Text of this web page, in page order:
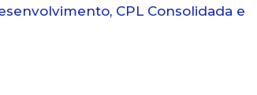
CPL Consolidada e